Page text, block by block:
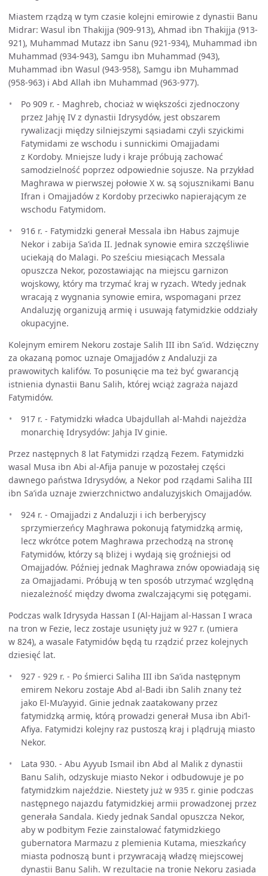
Miastem rządzą w tym czasie kolejni emirowie z dynastii Banu
Midrar: Wasul ibn Thakijja (909-913), Ahmad ibn Thakijja (913-
921), Muhammad Mutazz ibn Sanu (921-934), Muhammad ibn
Muhammad (934-943), Samgu ibn Muhammad (943),
Muhammad ibn Wasul (943-958), Samgu ibn Muhammad
(958-963) i Abd Allah ibn Muhammad (963-977).
Po 909 r. - Maghreb, chociaż w większości zjednoczony
przez Jahję IV z dynastii Idrysydów, jest obszarem
rywalizacji między silniejszymi sąsiadami czyli szyickimi
Fatymidami ze wschodu i sunnickimi Omajjadami
z Kordoby. Mniejsze ludy i kraje próbują zachować
samodzielność poprzez odpowiednie sojusze. Na przykład
Maghrawa w pierwszej połowie X w. są sojusznikami Banu
Ifran i Omajjadów z Kordoby przeciwko napierającym ze
wschodu Fatymidom.
916 r. - Fatymidzki generał Messala ibn Habus zajmuje
Nekor i zabija Sa’ida II. Jednak synowie emira szczęśliwie
uciekają do Malagi. Po sześciu miesiącach Messala
opuszcza Nekor, pozostawiając na miejscu garnizon
wojskowy, który ma trzymać kraj w ryzach. Wtedy jednak
wracają z wygnania synowie emira, wspomagani przez
Andaluzję organizują armię i usuwają fatymidzkie oddziały
okupacyjne.
Kolejnym emirem Nekoru zostaje Salih III ibn Sa’id. Wdzięczny
za okazaną pomoc uznaje Omajjadów z Andaluzji za
prawowitych kalifów. To posunięcie ma też być gwarancją
istnienia dynastii Banu Salih, której wciąż zagraża najazd
Fatymidów.
917 r. - Fatymidzki władca Ubajdullah al-Mahdi najeżdża
monarchię Idrysydów: Jahja IV ginie.
Przez następnych 8 lat Fatymidzi rządzą Fezem. Fatymidzki
wasal Musa ibn Abi al-Afija panuje w pozostałej części
dawnego państwa Idrysydów, a Nekor pod rządami Saliha III
ibn Sa’ida uznaje zwierzchnictwo andaluzyjskich Omajjadów.
924 r. - Omajjadzi z Andaluzji i ich berberyjscy
sprzymierzeńcy Maghrawa pokonują fatymidzką armię,
lecz wkrótce potem Maghrawa przechodzą na stronę
Fatymidów, którzy są bliżej i wydają się groźniejsi od
Omajjadów. Później jednak Maghrawa znów opowiadają się
za Omajjadami. Próbują w ten sposób utrzymać względną
niezależność między dwoma zwalczającymi się potęgami.
Podczas walk Idrysyda Hassan I (Al-Hajjam al-Hassan I wraca
na tron w Fezie, lecz zostaje usunięty już w 927 r. (umiera
w 824), a wasale Fatymidów będą tu rządzić przez kolejnych
dziesięć lat.
927 - 929 r. - Po śmierci Saliha III ibn Sa’ida następnym
emirem Nekoru zostaje Abd al-Badi ibn Salih znany też
jako El-Mu’ayyid. Ginie jednak zaatakowany przez
fatymidzką armię, którą prowadzi generał Musa ibn Abi’l-
Afiya. Fatymidzi kolejny raz pustoszą kraj i plądrują miasto
Nekor.
Lata 930. - Abu Ayyub Ismail ibn Abd al Malik z dynastii
Banu Salih, odzyskuje miasto Nekor i odbudowuje je po
fatymidzkim najeździe. Niestety już w 935 r. ginie podczas
następnego najazdu fatymidzkiej armii prowadzonej przez
generała Sandala. Kiedy jednak Sandal opuszcza Nekor,
aby w podbitym Fezie zainstalować fatymidzkiego
gubernatora Marmazu z plemienia Kutama, mieszkańcy
miasta podnoszą bunt i przywracają władzę miejscowej
dynastii Banu Salih. W rezultacie na tronie Nekoru zasiada